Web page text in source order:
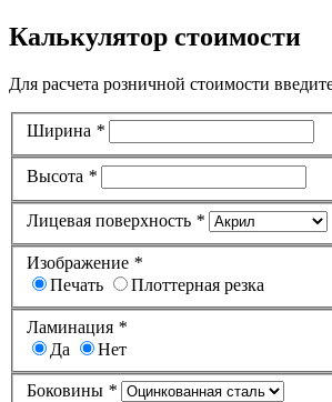
Калькулятор стоимости
Для расчета розничной стоимости
Ширина *
Высота *
Лицевая поверхность *
Изображение *
Печать
Плоттерная резка
Ламинация *
Да
Нет
Боковины *